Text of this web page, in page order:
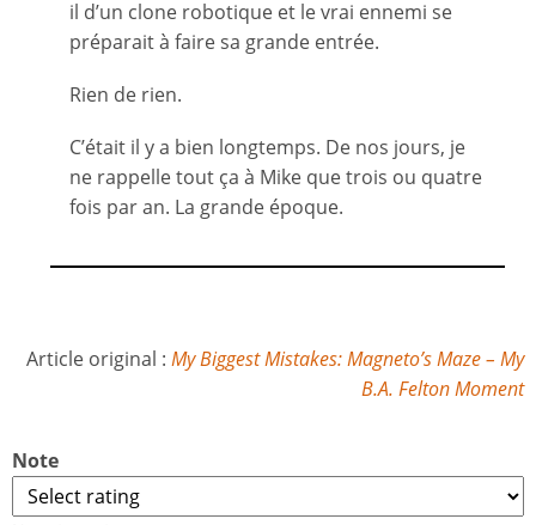
il d’un clone robotique et le vrai ennemi se
préparait à faire sa grande entrée.
Rien de rien.
C’était il y a bien longtemps. De nos jours, je
ne rappelle tout ça à Mike que trois ou quatre
fois par an. La grande époque.
Article original : My Biggest Mistakes: Magneto’s Maze – My
B.A. Felton Moment
Note